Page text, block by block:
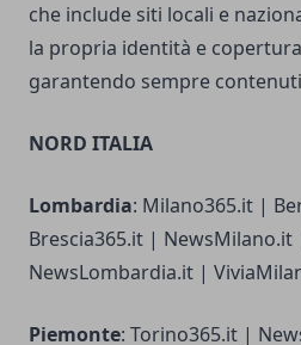
che include siti locali e
la propria identità e
garantendo sempre
NORD ITALIA
Lombardia: Milano365.it |
Brescia365.it |
NewsLombardia.it |
Piemonte: Torino365.it |